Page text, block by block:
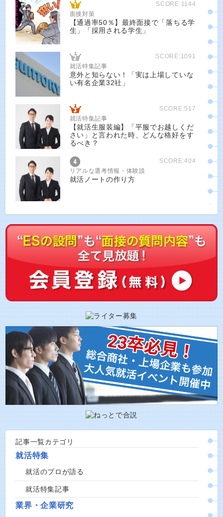
SCORE:1144
面接対策
【通過率50％】最終面接で「落ちる学
生」「採用される学生」
SCORE:1091
就活特集記事
意外と知らない！「実は上場していな
い有名企業32社」
SCORE:517
就活特集記事
【就活生服装編】「平服でお越しくだ
さい」と言われた時、どんな格好をす
るべき？
SCORE:404
リアルな選考情報・体験談
就活ノートの作り方
記事一覧カテゴリ
就活特集
就活のプロが語る
就活特集記事
業界・企業研究